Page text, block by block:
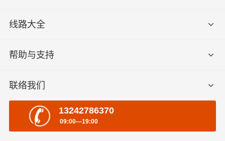
线路大全
帮助与支持
联络我们
13242786370
09:00—19:00